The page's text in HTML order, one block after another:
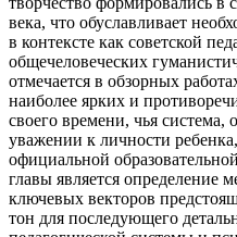
века, что обуславливает
в контексте как советской
общечеловеческих
отмечается в обзорных
наиболее ярких и
своего времени, чья система,
уважении к личности
официальной
главы является определение
ключевых векторов
тон для последующего